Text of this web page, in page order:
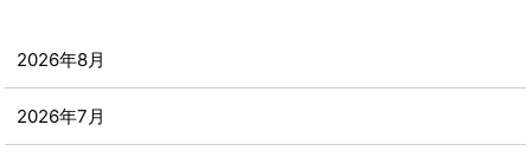
2026年8月
2026年7月